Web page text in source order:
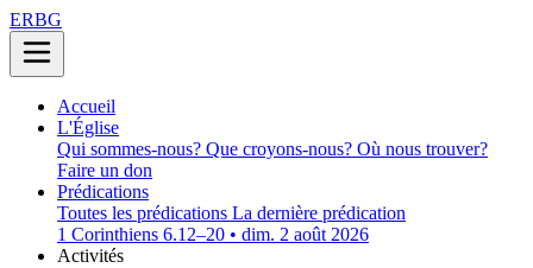
ERBG
Accueil
L'Église
Qui sommes-nous? Que croyons-nous? Où nous trouver?
Faire un don
Prédications
Toutes les prédications La dernière prédication
1 Corinthiens 6.12–20 • dim. 2 août 2026
Activités